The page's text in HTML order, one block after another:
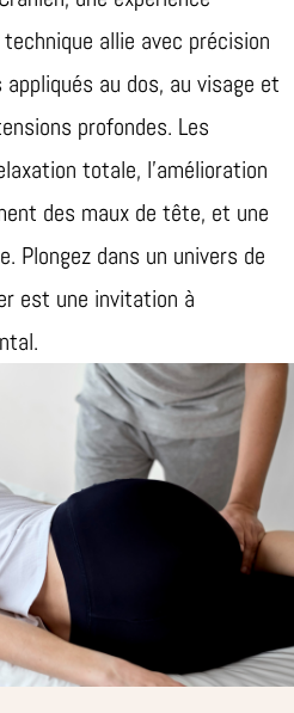
allie avec précision
au dos, au visage et
profondes. Les
totale, l’amélioration
des maux de tête, et une
Plongez dans un univers de
est une invitation à